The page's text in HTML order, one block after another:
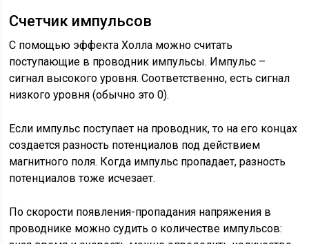
Счетчик импульсов
С помощью эффекта Холла можно считать
поступающие в проводник импульсы. Импульс –
сигнал высокого уровня. Соответственно, есть сигнал
низкого уровня (обычно это 0).
Если импульс поступает на проводник, то на его концах
создается разность потенциалов под действием
магнитного поля. Когда импульс пропадает, разность
потенциалов тоже исчезает.
По скорости появления-пропадания напряжения в
проводнике можно судить о количестве импульсов: